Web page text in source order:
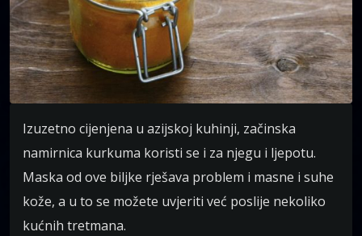
Izuzetno cijenjena u azijskoj kuhinji, začinska
namirnica kurkuma koristi se i za njegu i ljepotu.
Maska od ove biljke rješava problem i masne i suhe
kože, a u to se možete uvjeriti već poslije nekoliko
kućnih tretmana.